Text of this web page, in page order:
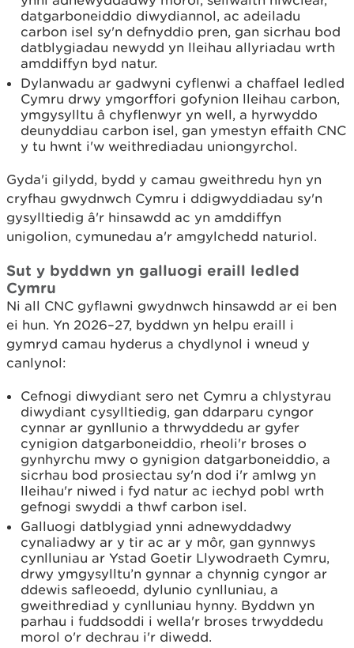
datgarboneiddio diwydiannol, ac adeiladu
carbon isel sy'n defnyddio pren, gan sicrhau bod
datblygiadau newydd yn lleihau allyriadau wrth
amddiffyn byd natur.
Dylanwadu ar gadwyni cyflenwi a chaffael ledled
Cymru drwy ymgorffori gofynion lleihau carbon,
ymgysylltu â chyflenwyr yn well, a hyrwyddo
deunyddiau carbon isel, gan ymestyn effaith CNC
y tu hwnt i'w weithrediadau uniongyrchol.
Gyda'i gilydd, bydd y camau gweithredu hyn yn
cryfhau gwydnwch Cymru i ddigwyddiadau sy'n
gysylltiedig â'r hinsawdd ac yn amddiffyn
unigolion, cymunedau a'r amgylchedd naturiol.
Sut y byddwn yn galluogi eraill ledled
Cymru
Ni all CNC gyflawni gwydnwch hinsawdd ar ei ben
ei hun. Yn 2026–27, byddwn yn helpu eraill i
gymryd camau hyderus a chydlynol i wneud y
canlynol:
Cefnogi diwydiant sero net Cymru a chlystyrau
diwydiant cysylltiedig, gan ddarparu cyngor
cynnar ar gynllunio a thrwyddedu ar gyfer
cynigion datgarboneiddio, rheoli'r broses o
gynhyrchu mwy o gynigion datgarboneiddio, a
sicrhau bod prosiectau sy'n dod i'r amlwg yn
lleihau'r niwed i fyd natur ac iechyd pobl wrth
gefnogi swyddi a thwf carbon isel.
Galluogi datblygiad ynni adnewyddadwy
cynaliadwy ar y tir ac ar y môr, gan gynnwys
cynlluniau ar Ystad Goetir Llywodraeth Cymru,
drwy ymgysylltu’n gynnar a chynnig cyngor ar
ddewis safleoedd, dylunio cynlluniau, a
gweithrediad y cynlluniau hynny. Byddwn yn
parhau i fuddsoddi i wella'r broses trwyddedu
morol o'r dechrau i'r diwedd.